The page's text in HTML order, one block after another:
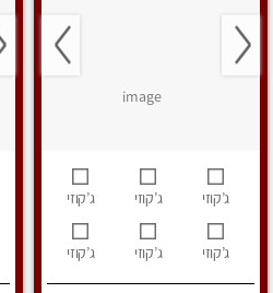
ג’קוזי ג’קוזי ג’קוזי
ג’קוזי ג’קוזי ג’קוזי